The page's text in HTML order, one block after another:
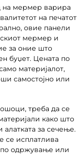
на мермер варира
на печатот
овие панели
мермер и
за оние што
буџет. Цената по
материјалот,
самостојно или
треба да се
како што
за сечење.
се исплатлива
одржување или